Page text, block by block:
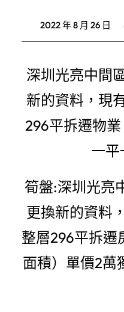
2022 年 8 月 26 日
深圳光亮中間
新的資料，現
296平拆遷物
一平
筍盤:深圳光亮
更換新的資料
整層296平拆遷
面積）單價2萬